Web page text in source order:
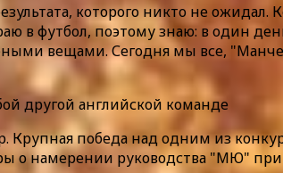
которого никто не ожидал.
в футбол, поэтому знаю: в один
вещами. Сегодня мы все,
другой английской команде
Крупная победа над одним из
о намерении руководства "МЮ"